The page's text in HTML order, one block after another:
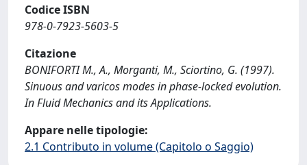
Codice ISBN
978-0-7923-5603-5
Citazione
BONIFORTI M., A., Morganti, M., Sciortino, G. (1997).
Sinuous and varicos modes in phase-locked evolution.
In Fluid Mechanics and its Applications.
Appare nelle tipologie:
2.1 Contributo in volume (Capitolo o Saggio)